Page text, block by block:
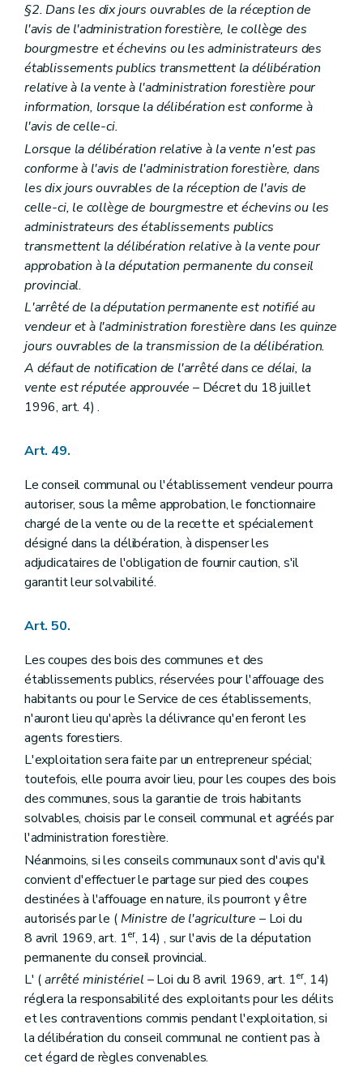
§2. Dans les dix jours ouvrables de la réception de
l'avis de l'administration forestière, le collège des
bourgmestre et échevins ou les administrateurs des
établissements publics transmettent la délibération
relative à la vente à l'administration forestière pour
information, lorsque la délibération est conforme à
l'avis de celle-ci.
Lorsque la délibération relative à la vente n'est pas
conforme à l'avis de l'administration forestière, dans
les dix jours ouvrables de la réception de l'avis de
celle-ci, le collège de bourgmestre et échevins ou les
administrateurs des établissements publics
transmettent la délibération relative à la vente pour
approbation à la députation permanente du conseil
provincial.
L'arrêté de la députation permanente est notifié au
vendeur et à l'administration forestière dans les quinze
jours ouvrables de la transmission de la délibération.
A défaut de notification de l'arrêté dans ce délai, la
vente est réputée approuvée – Décret du 18 juillet
1996, art. 4) .
Art. 49.
Le conseil communal ou l'établissement vendeur pourra
autoriser, sous la même approbation, le fonctionnaire
chargé de la vente ou de la recette et spécialement
désigné dans la délibération, à dispenser les
adjudicataires de l'obligation de fournir caution, s'il
garantit leur solvabilité.
Art. 50.
Les coupes des bois des communes et des
établissements publics, réservées pour l'affouage des
habitants ou pour le Service de ces établissements,
n'auront lieu qu'après la délivrance qu'en feront les
agents forestiers.
L'exploitation sera faite par un entrepreneur spécial;
toutefois, elle pourra avoir lieu, pour les coupes des bois
des communes, sous la garantie de trois habitants
solvables, choisis par le conseil communal et agréés par
l'administration forestière.
Néanmoins, si les conseils communaux sont d'avis qu'il
convient d'effectuer le partage sur pied des coupes
destinées à l'affouage en nature, ils pourront y être
autorisés par le (Ministre de l'agriculture – Loi du
8 avril 1969, art. 1er, 14) , sur l'avis de la députation
permanente du conseil provincial.
L' (arrêté ministériel – Loi du 8 avril 1969, art. 1er, 14)
réglera la responsabilité des exploitants pour les délits
et les contraventions commis pendant l'exploitation, si
la délibération du conseil communal ne contient pas à
cet égard de règles convenables.